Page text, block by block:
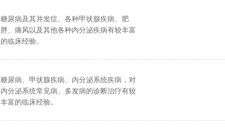
糖尿病及其并发症、各种甲状腺疾病、肥
胖、痛风以及其他各种内分泌疾病有较丰富
的临床经验。
糖尿病、甲状腺疾病、内分泌系统疾病，对
内分泌系统常见病、多发病的诊断治疗有较
丰富的临床经验。